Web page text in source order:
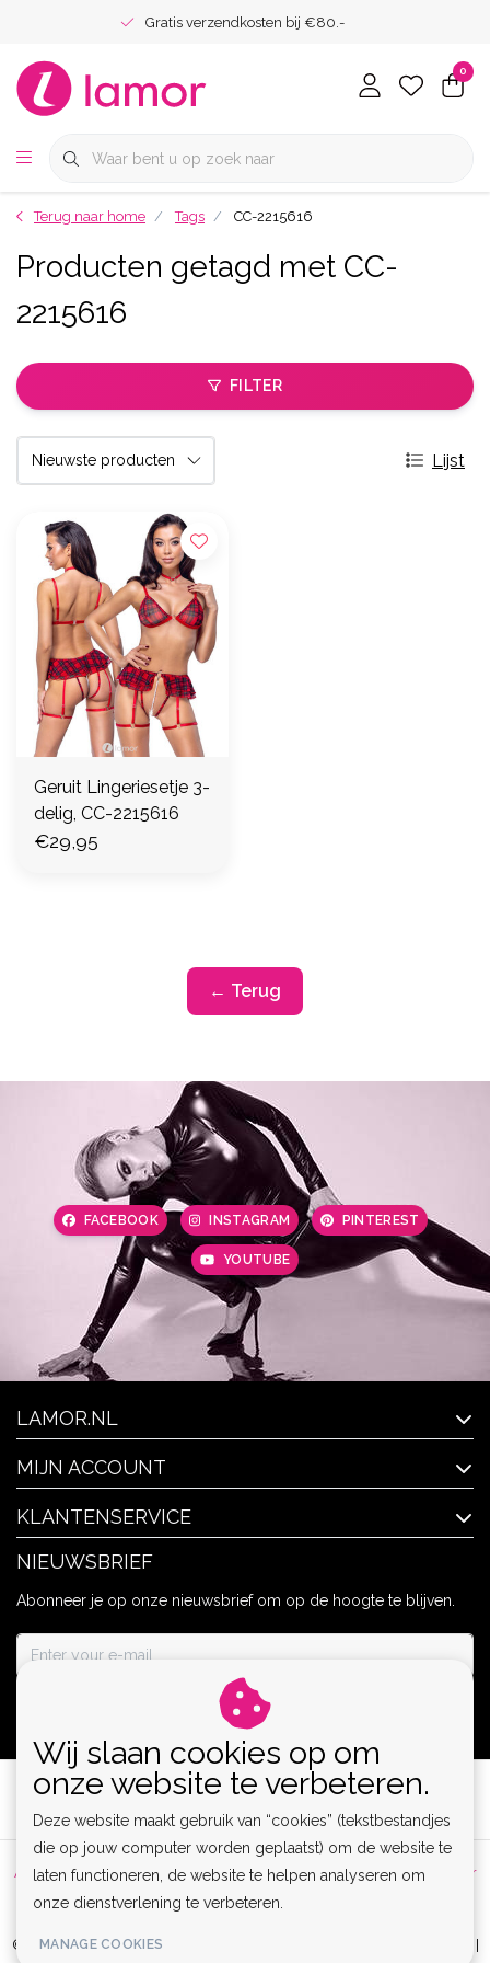
Gratis verzendkosten bij €80.-
0
Terug naar home Tags CC-2215616
Producten getagd met CC-
2215616
FILTER
Lijst
Geruit Lingeriesetje 3-
delig, CC-2215616
€29,95
← Terug
FACEBOOK INSTAGRAM PINTEREST
YOUTUBE
LAMOR.NL
MIJN ACCOUNT
KLANTENSERVICE
NIEUWSBRIEF
Abonneer je op onze nieuwsbrief om op de hoogte te blijven.
Algemene voorwaarden | Privacy Policy | Sitemap |
Disclaimer
RSS Feed
© Copyright 2026 - Lamor | Clubwear, Lingerie & Kinky Fashion XS-6XL |
Wij slaan cookies op om
onze website te verbeteren.
Deze website maakt gebruik van “cookies” (tekstbestandjes
die op jouw computer worden geplaatst) om de website te
laten functioneren, de website te helpen analyseren om
onze dienstverlening te verbeteren.
MANAGE COOKIES